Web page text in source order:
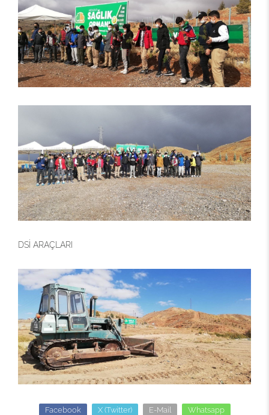
DSİ ARAÇLARI
Facebook X (Twitter) E-Mail Whatsapp